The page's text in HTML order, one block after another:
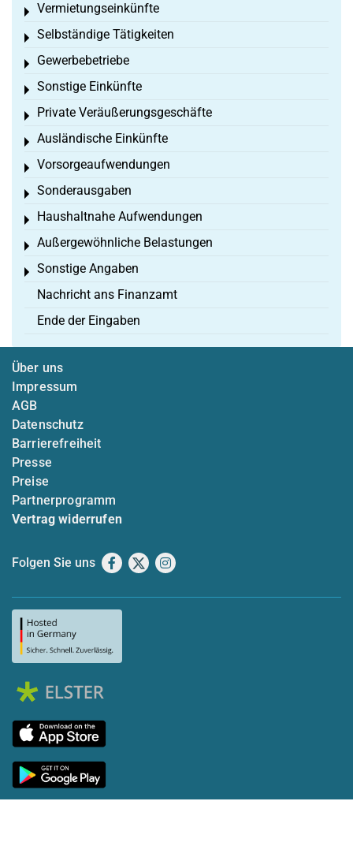
Vermietungseinkünfte
Toggle menu
Selbständige Tätigkeiten
Toggle menu
Gewerbebetriebe
Toggle menu
Sonstige Einkünfte
Toggle menu
Private Veräußerungsgeschäfte
Toggle menu
Ausländische Einkünfte
Toggle menu
Vorsorgeaufwendungen
Toggle menu
Sonderausgaben
Toggle menu
Haushaltnahe Aufwendungen
Toggle menu
Außergewöhnliche Belastungen
Toggle menu
Sonstige Angaben
Toggle menu
Nachricht ans Finanzamt
Ende der Eingaben
Über uns
Impressum
AGB
Datenschutz
Barrierefreiheit
Presse
Preise
Partnerprogramm
Vertrag widerrufen
Folgen Sie uns Facebook
X Instagram